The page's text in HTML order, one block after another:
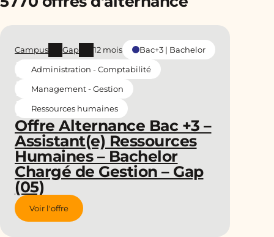
Offre Alternance Bac +3 –
Assistant(e) Ressources
Humaines – Bachelor
Chargé de Gestion – Gap
(05)
Campus Gap 12 mois
Bac+3 | Bachelor
Administration - Comptabilité
Management - Gestion
Ressources humaines
Voir l'offre